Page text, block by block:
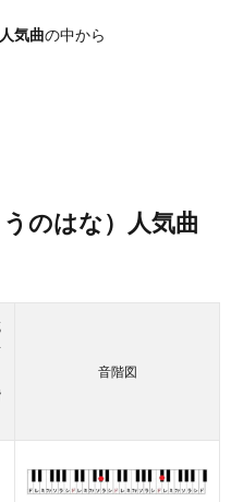
人気曲の中から
のはな）人気曲
音階図